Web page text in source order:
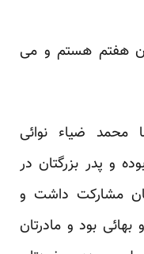
هفتم هستم و می
محمد ضیاء نوائی
و پدر بزرگتان در
مشارکت داشت و
بود و مادرتان